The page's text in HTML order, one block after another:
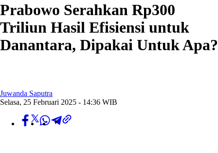
Prabowo Serahkan Rp300
Triliun Hasil Efisiensi untuk
Danantara, Dipakai Untuk Apa?
Juwanda Saputra
Selasa, 25 Februari 2025 - 14:36 WIB